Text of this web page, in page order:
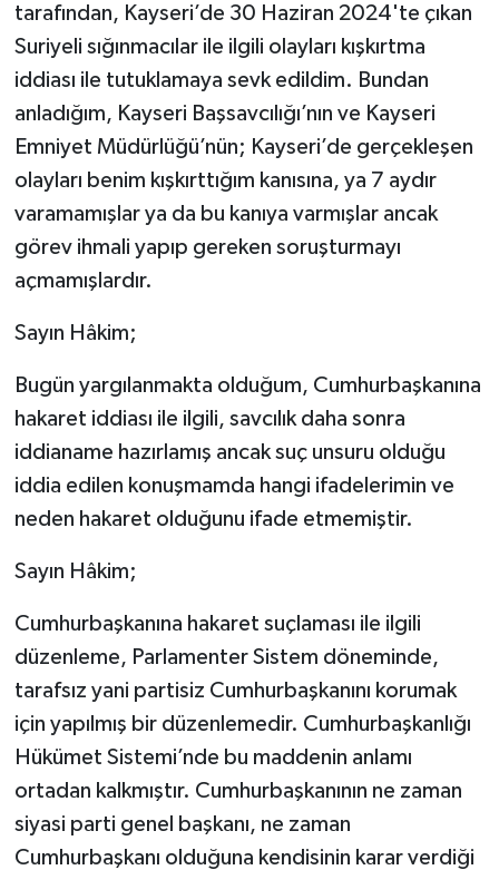
tarafından, Kayseri’de 30 Haziran 2024'te çıkan
Suriyeli sığınmacılar ile ilgili olayları kışkırtma
iddiası ile tutuklamaya sevk edildim. Bundan
anladığım, Kayseri Başsavcılığı’nın ve Kayseri
Emniyet Müdürlüğü’nün; Kayseri’de gerçekleşen
olayları benim kışkırttığım kanısına, ya 7 aydır
varamamışlar ya da bu kanıya varmışlar ancak
görev ihmali yapıp gereken soruşturmayı
açmamışlardır.
Sayın Hâkim;
Bugün yargılanmakta olduğum, Cumhurbaşkanına
hakaret iddiası ile ilgili, savcılık daha sonra
iddianame hazırlamış ancak suç unsuru olduğu
iddia edilen konuşmamda hangi ifadelerimin ve
neden hakaret olduğunu ifade etmemiştir.
Sayın Hâkim;
Cumhurbaşkanına hakaret suçlaması ile ilgili
düzenleme, Parlamenter Sistem döneminde,
tarafsız yani partisiz Cumhurbaşkanını korumak
için yapılmış bir düzenlemedir. Cumhurbaşkanlığı
Hükümet Sistemi’nde bu maddenin anlamı
ortadan kalkmıştır. Cumhurbaşkanının ne zaman
siyasi parti genel başkanı, ne zaman
Cumhurbaşkanı olduğuna kendisinin karar verdiği